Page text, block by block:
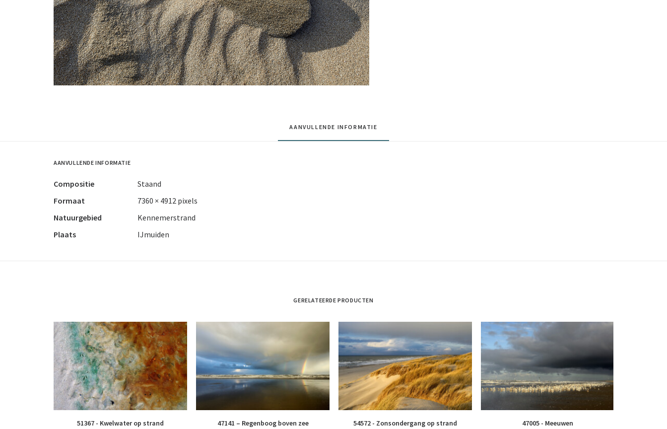
AANVULLENDE INFORMATIE
AANVULLENDE INFORMATIE
Compositie
Staand
Formaat
7360 × 4912 pixels
Natuurgebied
Kennemerstrand
Plaats
IJmuiden
GERELATEERDE PRODUCTEN
51367 - Kwelwater op strand 47141 – Regenboog boven zee 54572 - Zonsondergang op strand 47005 - Meeuwen